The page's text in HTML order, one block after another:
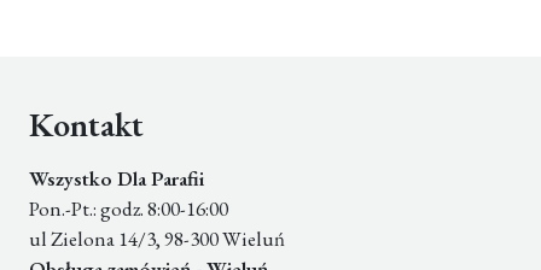
Kontakt
Wszystko Dla Parafii
Pon.-Pt.: godz. 8:00-16:00
ul Zielona 14/3, 98-300 Wieluń